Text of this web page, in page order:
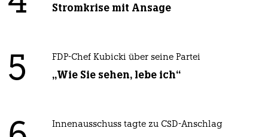
Stromkrise mit Ansage
5 FDP-Chef Kubicki über seine Partei
„Wie Sie sehen, lebe ich“
Innenausschuss tagte zu CSD-Anschlag